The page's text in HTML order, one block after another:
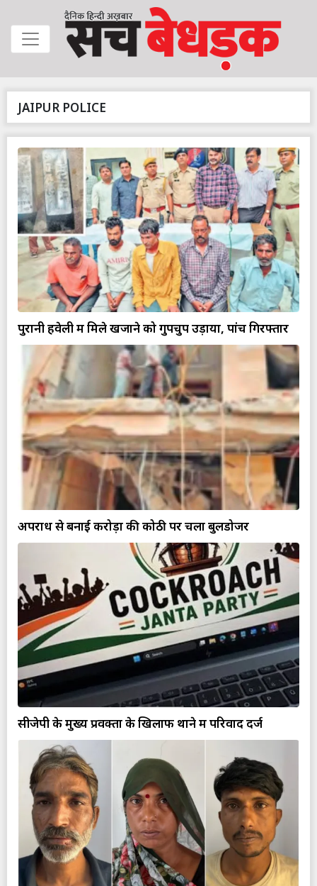
JAIPUR POLICE
पुरानी हवेली में मिले खजाने को गुपचुप उड़ाया, पांच गिरफ्तार
अपराध से बनाई करोड़ों की कोठी पर चला बुलडोजर
सीजेपी के मुख्य प्रवक्ता के खिलाफ थाने में परिवाद दर्ज